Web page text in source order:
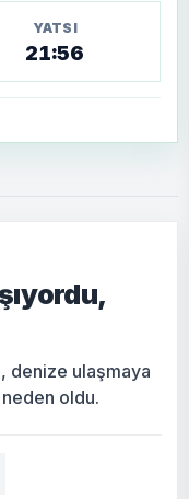
YATSI
21:56
denize ulaşmaya
oldu.